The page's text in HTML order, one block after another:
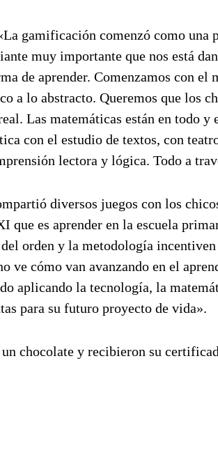
gamificación comenzó como una
muy importante que nos está
de aprender. Comenzamos con el
a lo abstracto. Queremos que los
Las matemáticas están en todo
con el estudio de textos, con
lectora y lógica. Todo a
diversos juegos con los
que es aprender en la escuela
orden y la metodología incentiven
ve cómo van avanzando en el
aplicando la tecnología, la
para su futuro proyecto de vida».
chocolate y recibieron su